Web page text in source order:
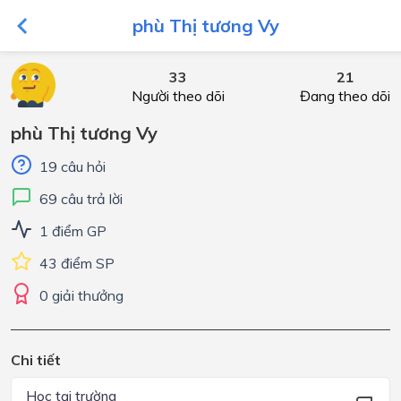
phù Thị tương Vy
33
Người theo dõi
21
Đang theo dõi
phù Thị tương Vy
19 câu hỏi
69 câu trả lời
1 điểm GP
43 điểm SP
0 giải thưởng
Chi tiết
Học tại trường